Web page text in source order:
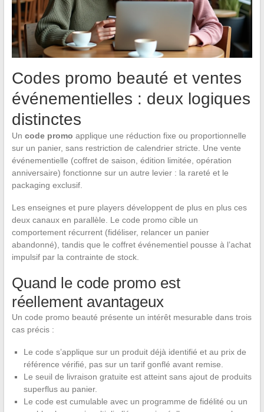
Codes promo beauté et ventes
événementielles : deux logiques
distinctes
Un code promo applique une réduction fixe ou proportionnelle
sur un panier, sans restriction de calendrier stricte. Une vente
événementielle (coffret de saison, édition limitée, opération
anniversaire) fonctionne sur un autre levier : la rareté et le
packaging exclusif.
Les enseignes et pure players développent de plus en plus ces
deux canaux en parallèle. Le code promo cible un
comportement récurrent (fidéliser, relancer un panier
abandonné), tandis que le coffret événementiel pousse à l’achat
impulsif par la contrainte de stock.
Quand le code promo est
réellement avantageux
Un code promo beauté présente un intérêt mesurable dans trois
cas précis :
Le code s’applique sur un produit déjà identifié et au prix de
référence vérifié, pas sur un tarif gonflé avant remise.
Le seuil de livraison gratuite est atteint sans ajout de produits
superflus au panier.
Le code est cumulable avec un programme de fidélité ou un